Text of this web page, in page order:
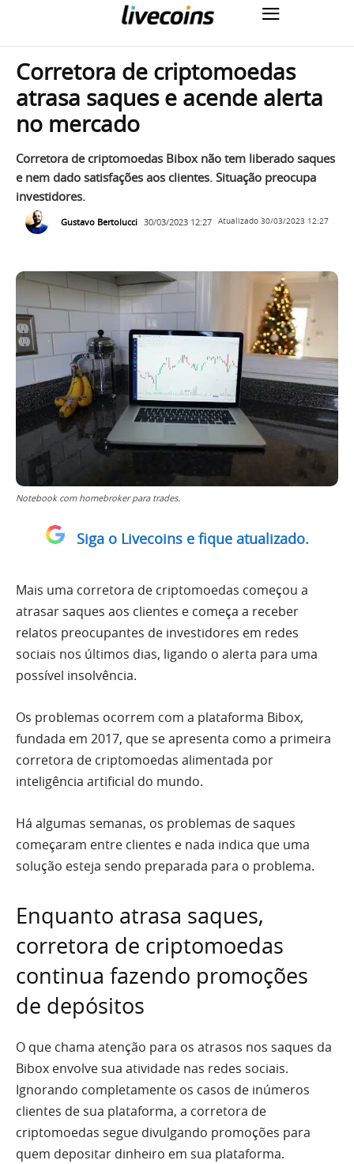
Corretora de criptomoedas
atrasa saques e acende alerta
no mercado
Corretora de criptomoedas Bibox não tem liberado saques
e nem dado satisfações aos clientes. Situação preocupa
investidores.
Gustavo Bertolucci 30/03/2023 12:27 Atualizado 30/03/2023 12:27
Notebook com homebroker para trades.
Siga o Livecoins e fique atualizado.
Mais uma corretora de criptomoedas começou a
atrasar saques aos clientes e começa a receber
relatos preocupantes de investidores em redes
sociais nos últimos dias, ligando o alerta para uma
possível insolvência.
Os problemas ocorrem com a plataforma Bibox,
fundada em 2017, que se apresenta como a primeira
corretora de criptomoedas alimentada por
inteligência artificial do mundo.
Há algumas semanas, os problemas de saques
começaram entre clientes e nada indica que uma
solução esteja sendo preparada para o problema.
Enquanto atrasa saques,
corretora de criptomoedas
continua fazendo promoções
de depósitos
O que chama atenção para os atrasos nos saques da
Bibox envolve sua atividade nas redes sociais.
Ignorando completamente os casos de inúmeros
clientes de sua plataforma, a corretora de
criptomoedas segue divulgando promoções para
quem depositar dinheiro em sua plataforma.